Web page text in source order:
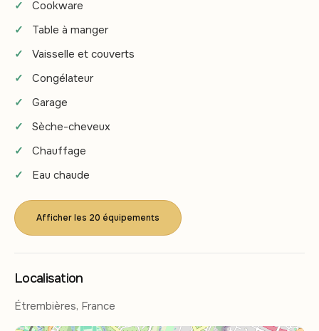
Cookware
Table à manger
Vaisselle et couverts
Congélateur
Garage
Sèche-cheveux
Chauffage
Eau chaude
Afficher les 20 équipements
Localisation
Étrembières, France